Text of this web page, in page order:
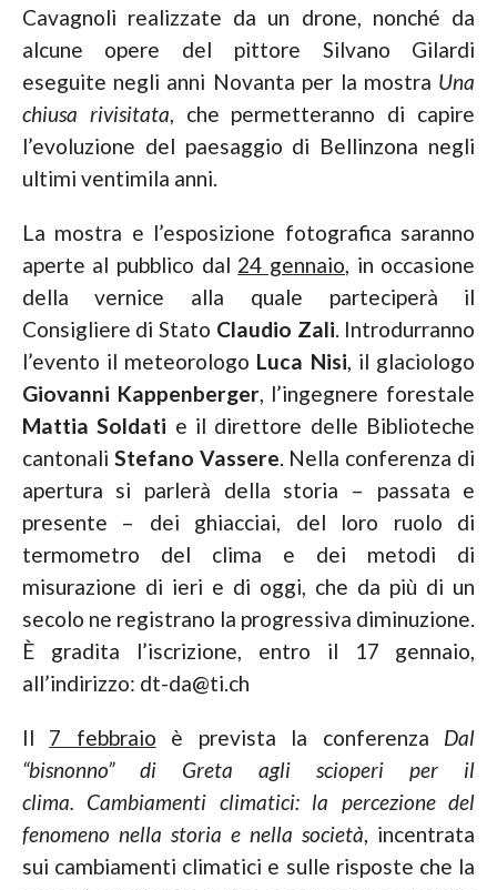
Cavagnoli realizzate da un drone, nonché da
alcune opere del pittore Silvano Gilardi
eseguite negli anni Novanta per la mostra Una
chiusa rivisitata, che permetteranno di capire
l’evoluzione del paesaggio di Bellinzona negli
ultimi ventimila anni.
La mostra e l’esposizione fotografica saranno
aperte al pubblico dal 24 gennaio, in occasione
della vernice alla quale parteciperà il
Consigliere di Stato Claudio Zali. Introdurranno
l’evento il meteorologo Luca Nisi, il glaciologo
Giovanni Kappenberger, l’ingegnere forestale
Mattia Soldati e il direttore delle Biblioteche
cantonali Stefano Vassere. Nella conferenza di
apertura si parlerà della storia – passata e
presente – dei ghiacciai, del loro ruolo di
termometro del clima e dei metodi di
misurazione di ieri e di oggi, che da più di un
secolo ne registrano la progressiva diminuzione.
È gradita l’iscrizione, entro il 17 gennaio,
all’indirizzo: dt-da@ti.ch
Il 7 febbraio è prevista la conferenza
Dal
“bisnonno” di Greta agli scioperi per il
clima. Cambiamenti climatici: la percezione del
fenomeno nella storia e nella società, incentrata
sui cambiamenti climatici e sulle risposte che la